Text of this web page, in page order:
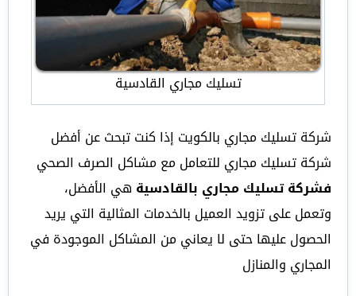
تسليك مجاري القادسية
شركة تسليك مجاري بالكويت إذا كنت تبحث عن أفضل
شركة تسليك مجاري للتعامل مع مشاكل الصرف الصحي
فشركة تسليك مجاري بالقادسية هي الأفضل،
وتعمل على تزويد العميل بالخدمات المثالية التي يريد
الحصول عليها حتى لا يعاني من المشاكل الموجودة في
المجاري والمنازل